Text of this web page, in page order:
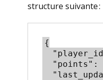
structure suivante :
{